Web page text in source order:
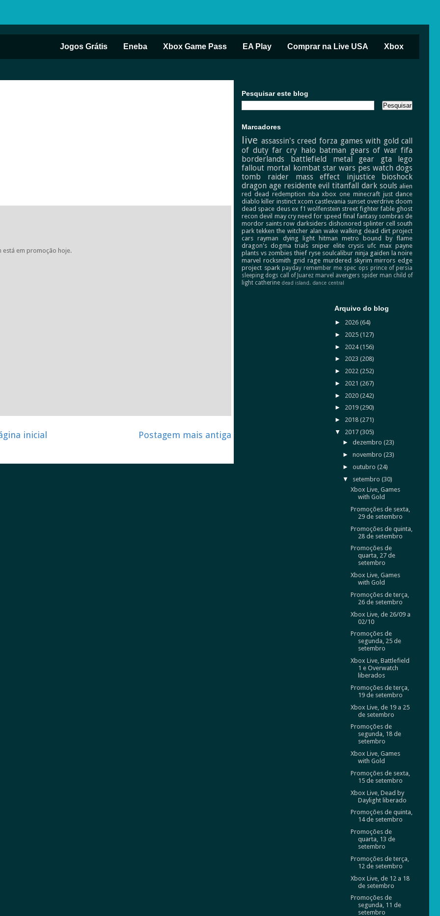
Jogos Grátis Eneba Xbox Game Pass EA Play Comprar na Live USA Xbox
está em promoção hoje.
Postagem mais antiga
inicial
Pesquisar este blog
Marcadores
live assassin's creed forza games with gold call
of duty far cry halo batman gears of war fifa
borderlands
battlefield metal gear gta
lego
fallout mortal kombat star wars pes watch dogs
tomb raider
mass effect injustice
bioshock
dragon age residente evil titanfall dark souls alien
red dead redemption nba xbox one minecraft just dance
diablo killer instinct xcom castlevania sunset overdrive doom
dead space deus ex f1 wolfenstein street fighter fable ghost
recon devil may cry need for speed final fantasy sombras de
mordor saints row darksiders dishonored splinter cell south
park tekken the witcher alan wake walking dead dirt project
cars rayman dying light hitman metro
bound by flame
dragon's dogma trials sniper elite crysis ufc max payne
plants vs zombies thief ryse soulcalibur ninja gaiden la noire
marvel rocksmith grid rage murdered skyrim mirrors edge
project spark payday remember me spec ops prince of persia
sleeping dogs call of Juarez marvel avengers spider man child of
light catherine dead island. dance central
Arquivo do blog
► 2026(64)
► 2025(127)
► 2024(156)
► 2023(208)
► 2022(252)
► 2021(267)
► 2020(242)
► 2019(290)
► 2018(271)
▼ 2017(305)
► dezembro (23)
► novembro (23)
► outubro (24)
▼ setembro (30)
Xbox Live, Games
with Gold
Promoções de sexta,
29 de setembro
Promoções de quinta,
28 de setembro
Promoções de
quarta, 27 de
setembro
Xbox Live, Games
with Gold
Promoções de terça,
26 de setembro
Xbox Live, de 26/09 a
02/10
Promoções de
segunda, 25 de
setembro
Xbox Live, Battlefield
1 e Overwatch
liberados
Promoções de terça,
19 de setembro
Xbox Live, de 19 a 25
de setembro
Promoções de
segunda, 18 de
setembro
Xbox Live, Games
with Gold
Promoções de sexta,
15 de setembro
Xbox Live, Dead by
Daylight liberado
Promoções de quinta,
14 de setembro
Promoções de
quarta, 13 de
setembro
Promoções de terça,
12 de setembro
Xbox Live, de 12 a 18
de setembro
Promoções de
segunda, 11 de
setembro